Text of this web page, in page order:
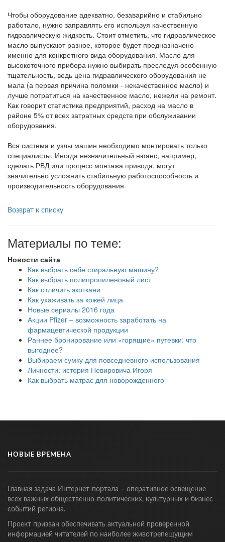
Чтобы оборудование адекватно, безаварийно и стабильно
работало, нужно заправлять его используя качественную
гидравлическую жидкость. Стоит отметить, что гидравлическое
масло выпускают разное, которое будет предназначено
именно для конкретного вида оборудования. Масло для
высокоточного прибора нужно выбирать преследуя особенную
тщательность, ведь цена гидравлического оборудования не
мала (а первая причина поломки - некачественное масло) и
лучше потратиться на качественное масло, нежели на ремонт.
Как говорит статистика предприятий, расход на масло в
районе 5% от всех затратных средств при обслуживании
оборудования.
Вся система и узлы машин необходимо монтировать только
специалисты. Иногда незначительный нюанс, например,
сделать РВД или процесс монтажа привода, могут
значительно усложнить стабильную работоспособность и
производительность оборудования.
Возврат к списку
Материалы по теме:
Новости сайта
Как выбрать себе стиральную машину?
Как выбрать полипропиленовый лист
Как отличить экоткани
Как ухаживать за кожей лица
Новые сериалы 2016 года
Акции Pfizer – возможность заработать на
фармацевтической продукции
Раннее бронирование или «горящие» путевки: что
выгоднее?
Выбираем сумку для повседневного использования
Личности: история Невировича Игоря
Как выбрать матрас для новорожденного
НОВЫЕ ВРЕМЕНА
Главная задача Интернет-портала – оперативное освещение
всех важных общественно-политических, культурных и бизнес
событий региона.
Проект призван обеспечивать актуальной проверенной
информацией читателей по наиболее животрепещущим